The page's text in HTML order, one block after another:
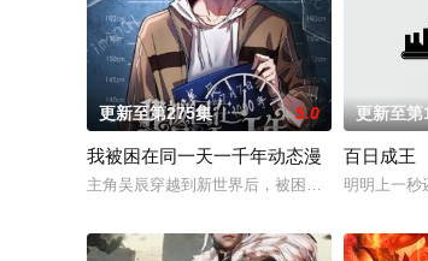
更新至第275集 5.0
我被困在同一天一千年动态漫
主角吴辰穿越到新世界后，被困在2020年7月7
更新至第
百日成王
明明上一